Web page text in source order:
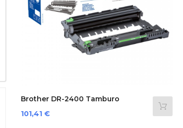
Brother DR-2400 Tamburo
Prezzo
101,41 €